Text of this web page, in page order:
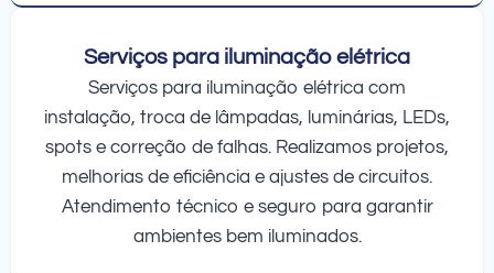
Serviços para iluminação elétrica
Serviços para iluminação elétrica com
instalação, troca de lâmpadas, luminárias, LEDs,
spots e correção de falhas. Realizamos projetos,
melhorias de eficiência e ajustes de circuitos.
Atendimento técnico e seguro para garantir
ambientes bem iluminados.